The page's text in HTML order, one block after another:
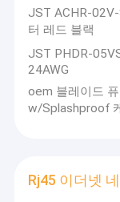
JST ACHR-
터 레드 블랙
JST PHDR-
24AWG
oem 블레이드
w/Splashproof
Rj45 이더넷